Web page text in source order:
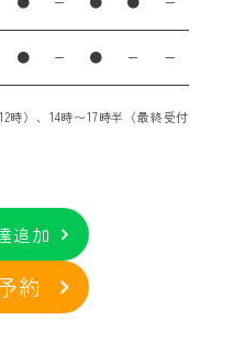
● ー ● ー ー
時）、14時〜17時半（最終受付
追加
約